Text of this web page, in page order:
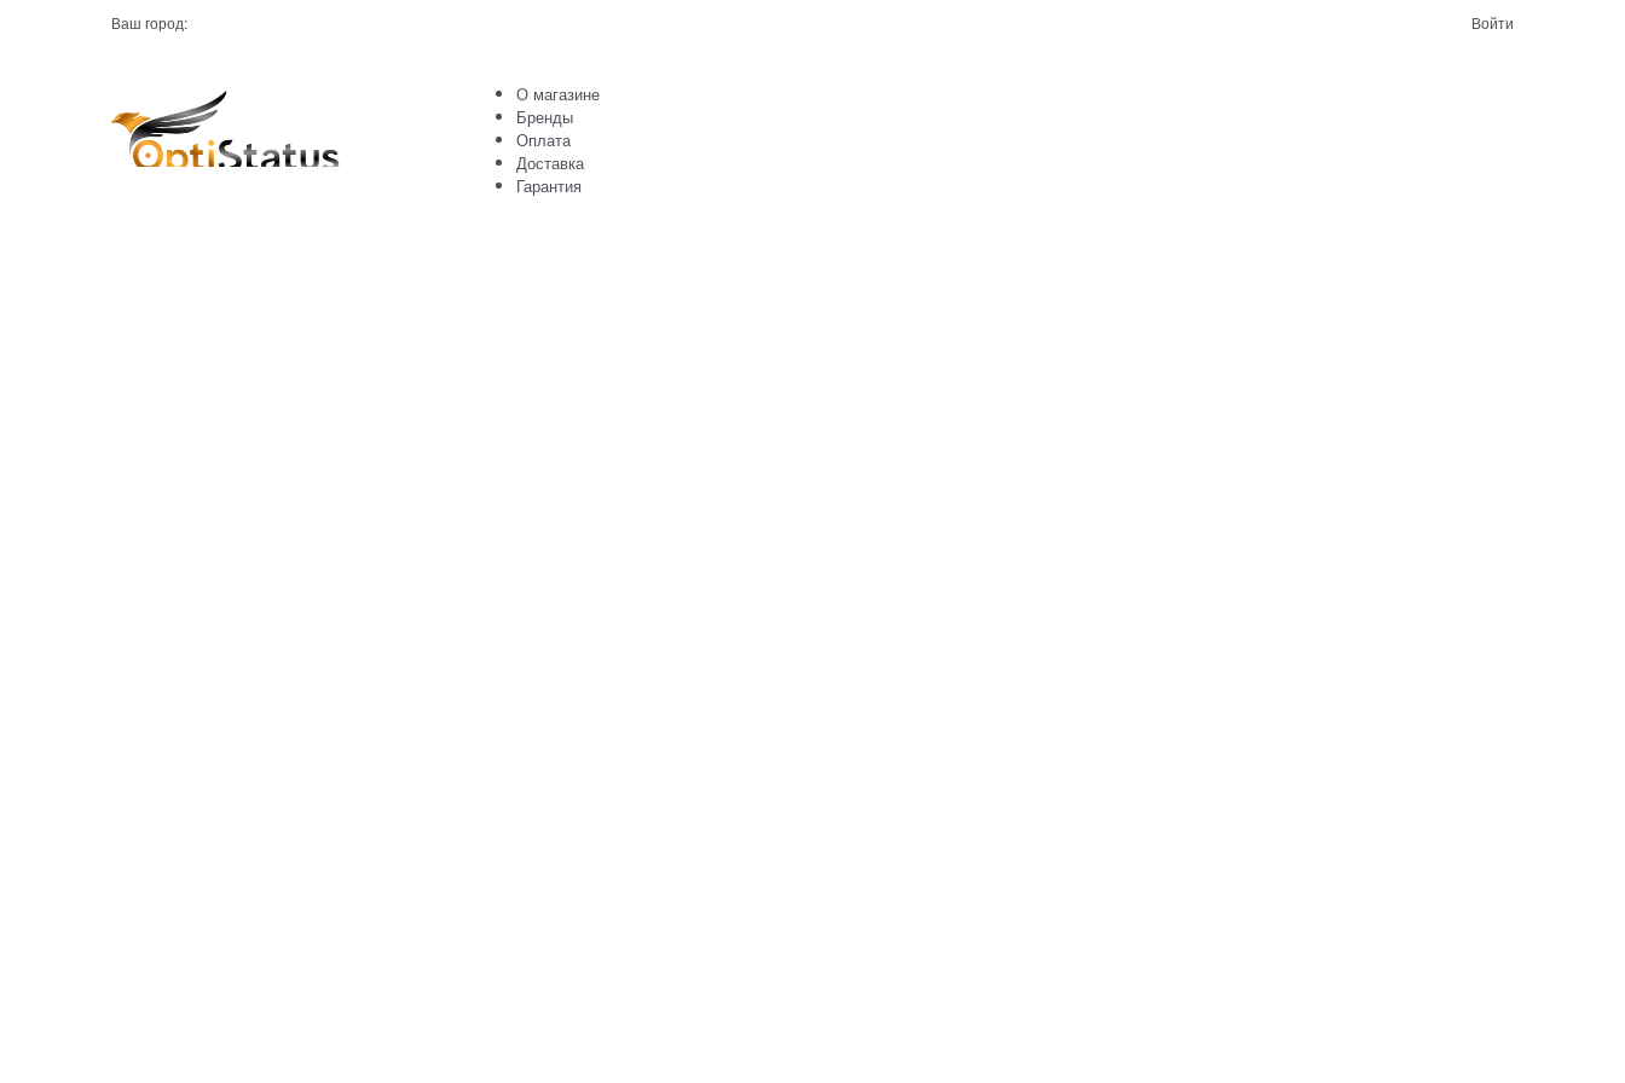
Ваш город: Войти
О магазине
Бренды
Оплата
Доставка
Гарантия